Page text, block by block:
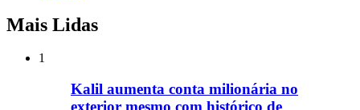
Mais Lidas
1
Kalil aumenta conta milionária no
exterior mesmo com histórico de